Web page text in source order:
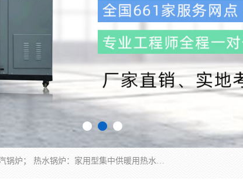
蒸汽锅炉：水管锅炉、火管锅炉、混合式锅炉、其他蒸汽锅炉； 热水锅炉：家用型集中供暖用热水锅炉、其他热水锅炉； 有机热载体锅炉； 船用蒸汽锅炉； （锅炉用辅助设备及装置）蒸汽冷凝器：表面冷凝器、混合式冷凝器、空冷式冷凝器、其他蒸汽冷凝器； 锅炉用辅助设备：节热器、蒸汽收集器、蓄能器、烟垢清除器、气体回收器、泥渣刮除器、空气预热器、其他锅炉用辅助设备；